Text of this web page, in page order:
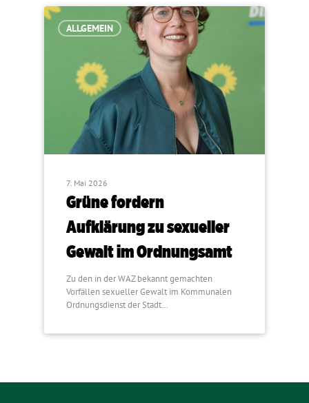
ALLGEMEIN
7. Mai 2026
Grüne fordern
Aufklärung zu sexueller
Gewalt im Ordnungsamt
Zu den in der WAZ bekannt gemachten
Vorfällen sexueller Gewalt im Kommunalen
Ordnungsdienst der Stadt…